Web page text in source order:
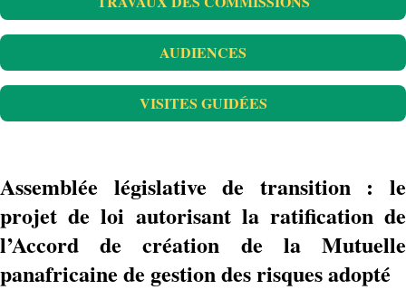
AUDIENCES
VISITES GUIDÉES
Assemblée législative de transition : le
projet de loi autorisant la ratification de
l’Accord de création de la Mutuelle
panafricaine de gestion des risques adopté